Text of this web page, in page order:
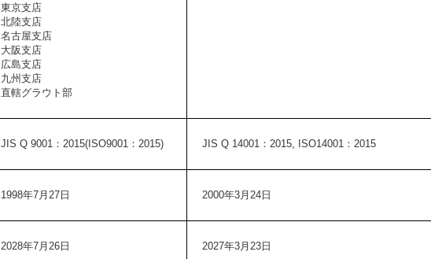
東京支店
北陸支店
名古屋支店
大阪支店
広島支店
九州支店
直轄グラウト部
JIS Q 9001：2015(ISO9001：2015) JIS Q 14001：2015, ISO14001：2015
1998年7月27日 2000年3月24日
2028年7月26日 2027年3月23日